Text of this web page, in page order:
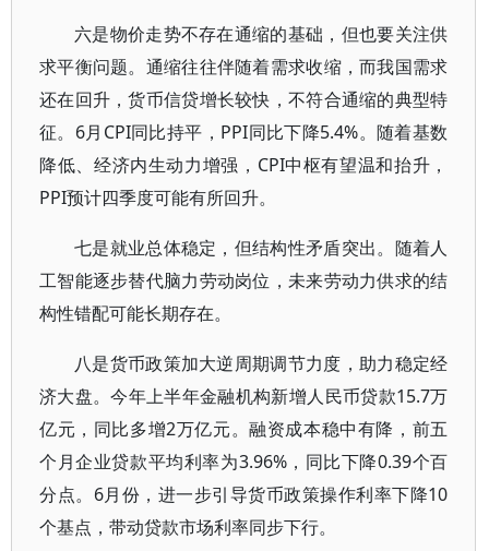
六是物价走势不存在通缩的基础，但也要关注供
求平衡问题。通缩往往伴随着需求收缩，而我国需求
还在回升，货币信贷增长较快，不符合通缩的典型特
征。6月CPI同比持平，PPI同比下降5.4%。随着基数
降低、经济内生动力增强，CPI中枢有望温和抬升，
PPI预计四季度可能有所回升。
七是就业总体稳定，但结构性矛盾突出。随着人
工智能逐步替代脑力劳动岗位，未来劳动力供求的结
构性错配可能长期存在。
八是货币政策加大逆周期调节力度，助力稳定经
济大盘。今年上半年金融机构新增人民币贷款15.7万
亿元，同比多增2万亿元。融资成本稳中有降，前五
个月企业贷款平均利率为3.96%，同比下降0.39个百
分点。6月份，进一步引导货币政策操作利率下降10
个基点，带动贷款市场利率同步下行。